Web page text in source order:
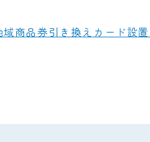
域商品券引き換えカード設置